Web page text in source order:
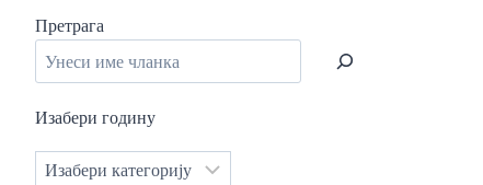
Претрага
Изабери годину
Категорије